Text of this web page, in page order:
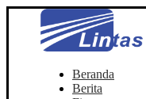
Beranda
Berita